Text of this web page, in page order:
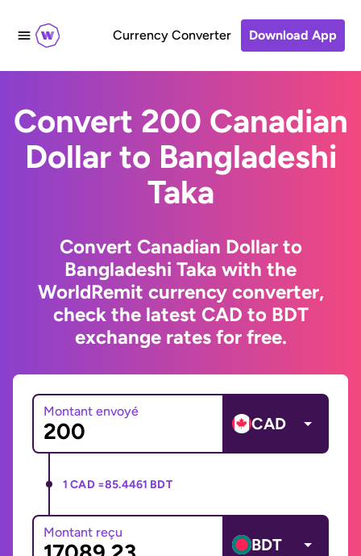
Currency Converter Download App
Convert 200 Canadian
Dollar to Bangladeshi
Taka
Convert Canadian Dollar to
Bangladeshi Taka with the
WorldRemit currency converter,
check the latest CAD to BDT
exchange rates for free.
Montant envoyé
CAD
1 CAD =85.4461 BDT
Montant reçu
BDT